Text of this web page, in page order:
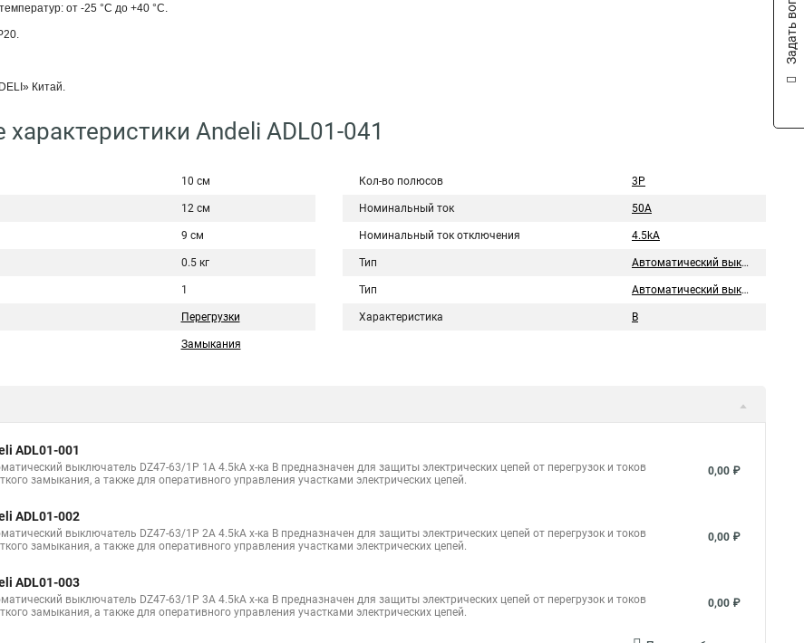
от -25 °С до +40 °С.
Китай.
характеристики Andeli ADL01-041
10 см
12 см
9 см
0.5 кг
1
Перегрузки
Замыкания
Кол-во полюсов 3P
Номинальный ток 50A
Номинальный ток отключения 4.5kA
Тип Автоматический выключатель
Тип Автоматический выключатель
Характеристика B
ADL01-001
выключатель DZ47-63/1P 1A 4.5kA х-ка B предназначен для защиты электрических цепей от перегрузок и токов
замыкания, а также для оперативного управления участками электрических цепей.
0,00 ₽
ADL01-002
выключатель DZ47-63/1P 2A 4.5kA х-ка B предназначен для защиты электрических цепей от перегрузок и токов
замыкания, а также для оперативного управления участками электрических цепей.
0,00 ₽
ADL01-003
выключатель DZ47-63/1P 3A 4.5kA х-ка B предназначен для защиты электрических цепей от перегрузок и токов
замыкания, а также для оперативного управления участками электрических цепей.
0,00 ₽
Задать вопрос